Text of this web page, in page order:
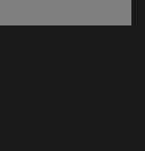
ventana)